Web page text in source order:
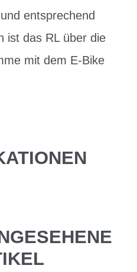
entsprechend
ist das RL über die
mit dem E-Bike